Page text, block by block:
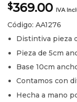
$369.00 IVA
Código: AA1276
Distintiva pieza
Pieza de 5cm
Base 10cm
Contamos con
Hecha a mano